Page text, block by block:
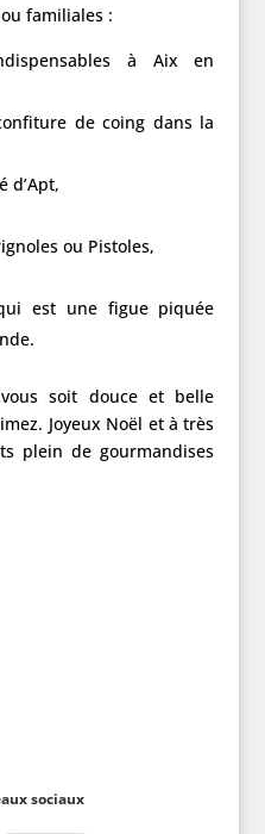
familiales :
à Aix en
de coing dans la
d’Apt,
ou Pistoles,
est une figue piquée
soit douce et belle
Joyeux Noël et à très
plein de gourmandises
sociaux